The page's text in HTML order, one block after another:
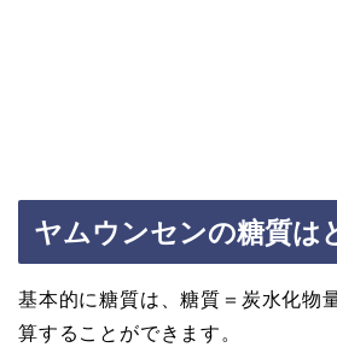
ヤムウンセンの糖質は
基本的に糖質は、糖質＝炭水化物
算することができます。